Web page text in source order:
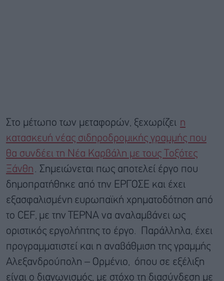
Στο μέτωπο των μεταφορών, ξεχωρίζει η
κατασκευή νέας σιδηροδρομικής γραμμής που
θα συνδέει τη Νέα Καρβάλη με τους Τοξότες
Ξάνθη . Σημειώνεται πως αποτελεί έργο που
δημοπρατήθηκε από την ΕΡΓΟΣΕ και έχει
εξασφαλισμένη ευρωπαϊκή χρηματοδότηση από
το CEF, με την ΤΕΡΝΑ να αναλαμβάνει ως
οριστικός εργολήπτης το έργο. Παράλληλα, έχει
προγραμματιστεί και η αναβάθμιση της γραμμής
Αλεξανδρούπολη – Ορμένιο, όπου σε εξέλιξη
είναι ο διαγωνισμός, με στόχο τη διασύνδεση με